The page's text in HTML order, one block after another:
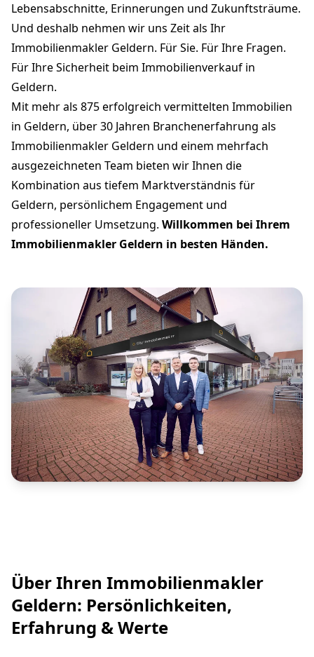
Lebensabschnitte, Erinnerungen und Zukunftsträume.
Und deshalb nehmen wir uns Zeit als Ihr
Immobilienmakler Geldern. Für Sie. Für Ihre Fragen.
Für Ihre Sicherheit beim Immobilienverkauf in
Geldern.
Mit mehr als 875 erfolgreich vermittelten Immobilien
in Geldern, über 30 Jahren Branchenerfahrung als
Immobilienmakler Geldern und einem mehrfach
ausgezeichneten Team bieten wir Ihnen die
Kombination aus tiefem Marktverständnis für
Geldern, persönlichem Engagement und
professioneller Umsetzung. Willkommen bei Ihrem
Immobilienmakler Geldern in besten Händen.
Über Ihren Immobilienmakler
Geldern: Persönlichkeiten,
Erfahrung & Werte